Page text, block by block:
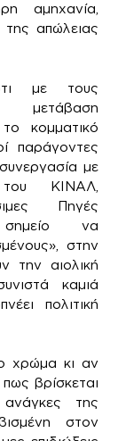
αμηχανία,
απώλειας
με τους
μετάβαση
κομματικό
παράγοντες
με
ΚΙΝΑΛ,
Πηγές
να
στην
την αιολική
καμιά
πολιτική
χρώμα κι αν
βρίσκεται
της
στον